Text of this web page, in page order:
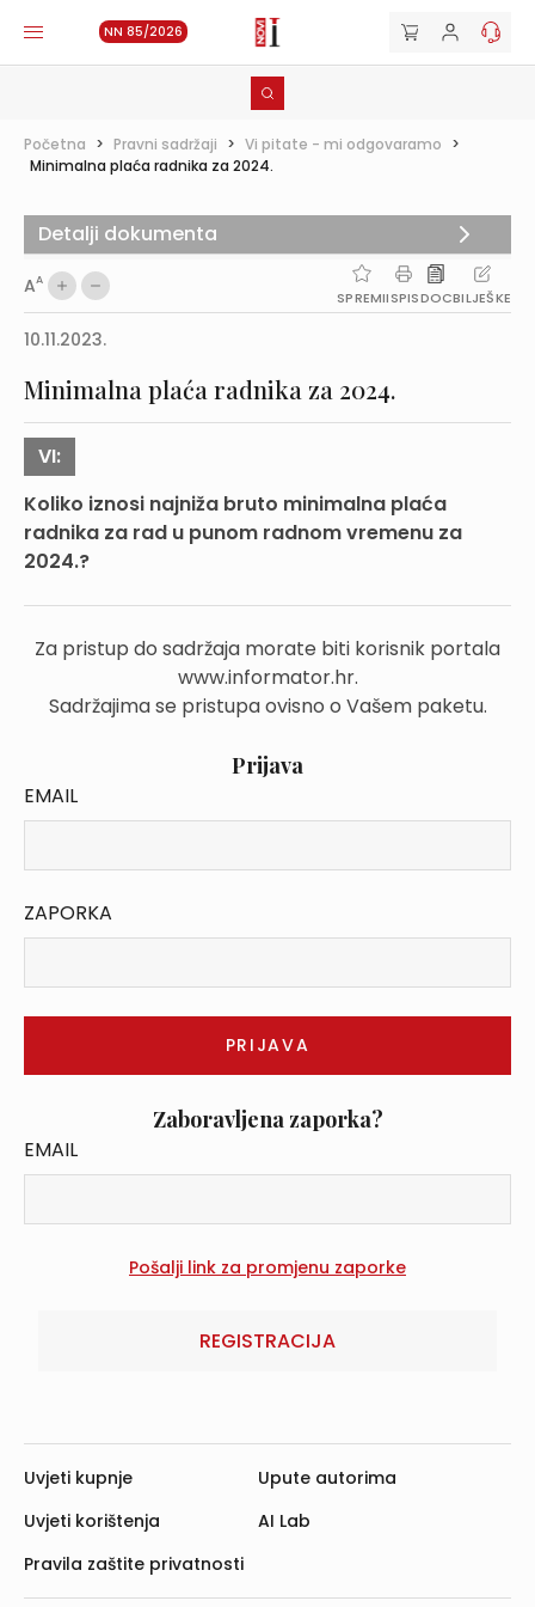
NN 85/2026
Početna > Pravni sadržaji > Vi pitate - mi odgovaramo >
Minimalna plaća radnika za 2024.
AA
SPREMIISPISDOCBILJEŠKE
10.11.2023.
Minimalna plaća radnika za 2024.
VI:
Koliko iznosi najniža bruto minimalna plaća
radnika za rad u punom radnom vremenu za
2024.?
Za pristup do sadržaja morate biti korisnik portala
www.informator.hr.
Sadržajima se pristupa ovisno o Vašem paketu.
Prijava
EMAIL
ZAPORKA
Zaboravljena zaporka?
EMAIL
REGISTRACIJA
Detalji dokumenta
Uvjeti kupnje
Uvjeti korištenja
Pravila zaštite privatnosti
Upute autorima
AI Lab